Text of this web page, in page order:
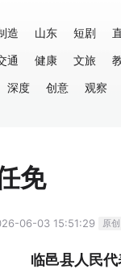
造 山东 短剧
通 健康 文旅
深度 创意 观察
免
06-03 15:51:29 原创
临邑县人民